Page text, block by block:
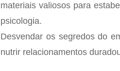
materiais valiosos para
psicologia.
Desvendar os segredos do
nutrir relacionamentos